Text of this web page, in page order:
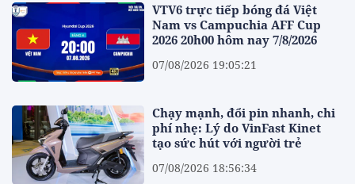
VTV6 trực tiếp bóng đá Việt
Nam vs Campuchia AFF Cup
2026 20h00 hôm nay 7/8/2026
07/08/2026 19:05:21
Chạy mạnh, đổi pin nhanh, chi
phí nhẹ: Lý do VinFast Kinet
tạo sức hút với người trẻ
07/08/2026 18:56:34